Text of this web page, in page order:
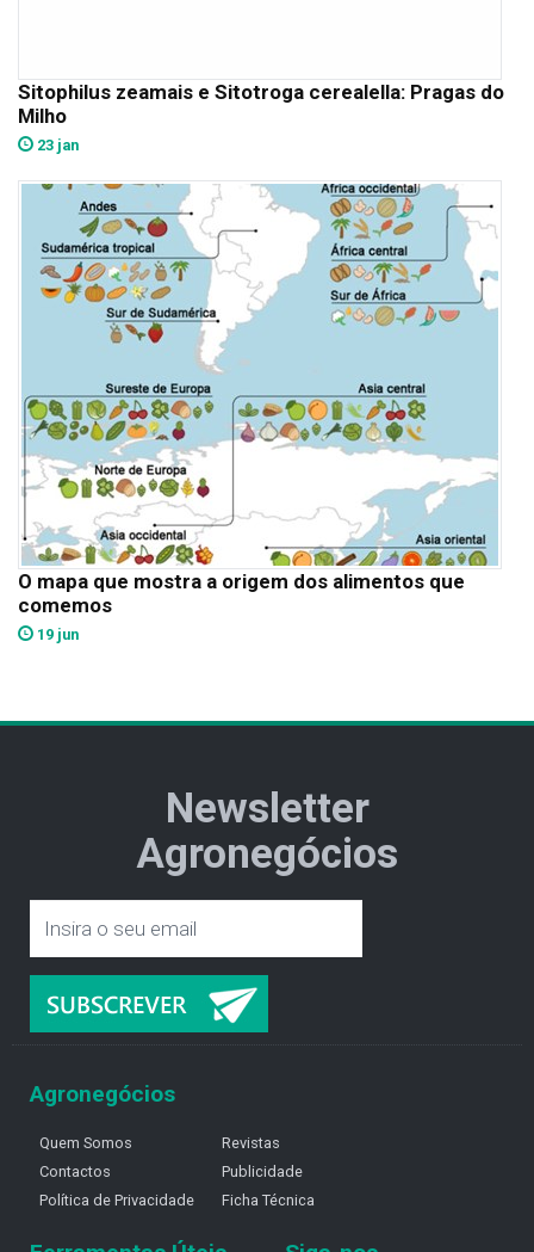
Sitophilus zeamais e Sitotroga cerealella: Pragas do
Milho
23 jan
O mapa que mostra a origem dos alimentos que
comemos
19 jun
Newsletter
Agronegócios
Agronegócios
Quem Somos
Contactos
Política de Privacidade
Revistas
Publicidade
Ficha Técnica